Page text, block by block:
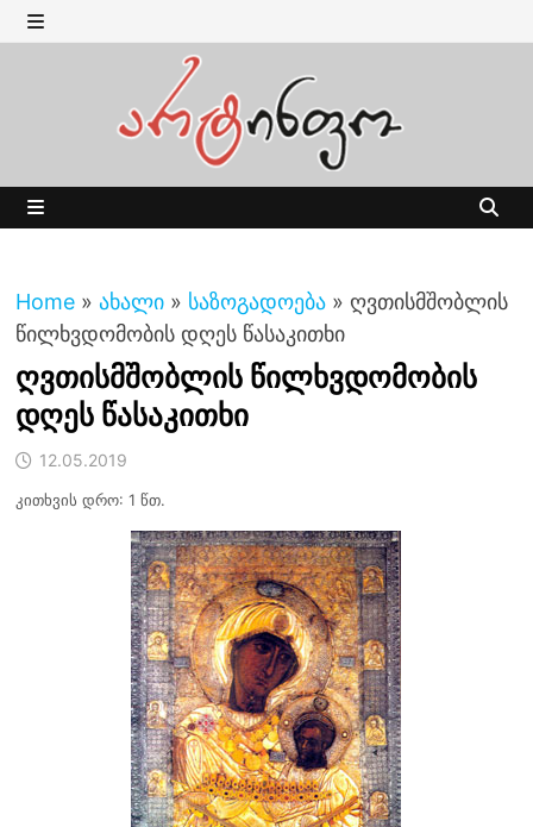
Skip
to MENU
Home » ახალი » საზოგადოება » ღვთისმშობლის
წილხვდომობის დღეს წასაკითხი
ღვთისმშობლის წილხვდომობის
დღეს წასაკითხი
12.05.2019
კითხვის დრო: 1 წთ.